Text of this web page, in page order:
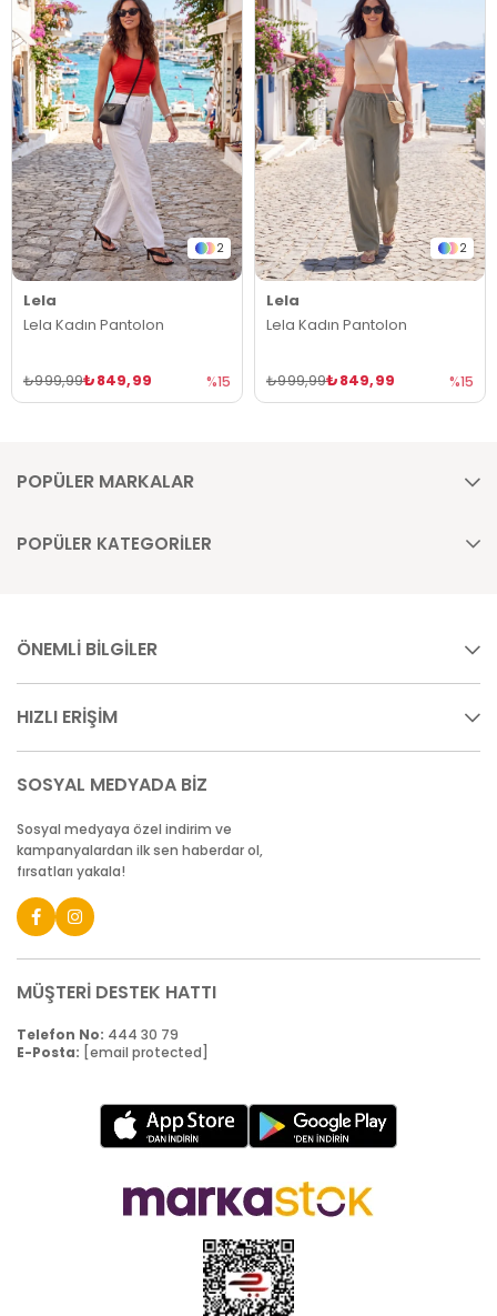
2
Lela
Lela Kadın Pantolon
₺849,99
₺999,99 %15
2
Lela
Lela Kadın Pantolon
₺849,99
₺999,99 %15
POPÜLER MARKALAR
POPÜLER KATEGORİLER
ÖNEMLİ BİLGİLER
HIZLI ERİŞİM
SOSYAL MEDYADA BİZ
Sosyal medyaya özel indirim ve
kampanyalardan ilk sen haberdar ol,
fırsatları yakala!
MÜŞTERİ DESTEK HATTI
Telefon No: 444 30 79
E-Posta: [email protected]